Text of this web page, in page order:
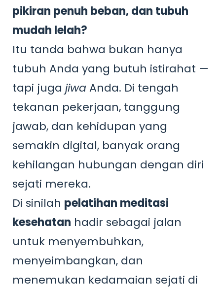
pikiran penuh beban, dan tubuh
mudah lelah?
Itu tanda bahwa bukan hanya
tubuh Anda yang butuh istirahat —
tapi juga jiwa Anda. Di tengah
tekanan pekerjaan, tanggung
jawab, dan kehidupan yang
semakin digital, banyak orang
kehilangan hubungan dengan diri
sejati mereka.
Di sinilah pelatihan meditasi
kesehatan hadir sebagai jalan
untuk menyembuhkan,
menyeimbangkan, dan
menemukan kedamaian sejati di